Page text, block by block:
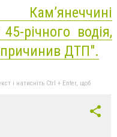
Кам’янеччині
річного водія,
ДТП".
і натисніть Ctrl + Enter, щоб